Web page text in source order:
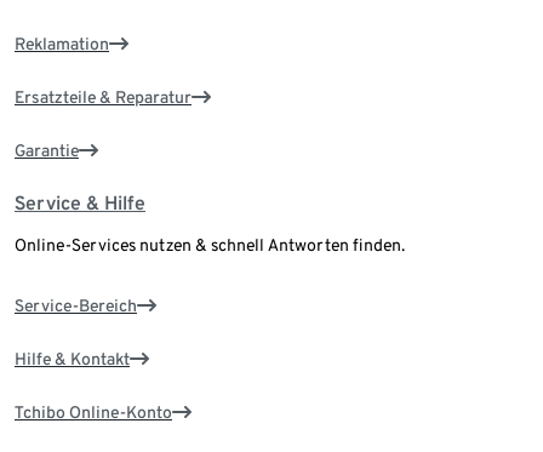
Reklamation
Ersatzteile & Reparatur
Garantie
Service & Hilfe
Online-Services nutzen & schnell Antworten finden.
Service-Bereich
Hilfe & Kontakt
Tchibo Online-Konto